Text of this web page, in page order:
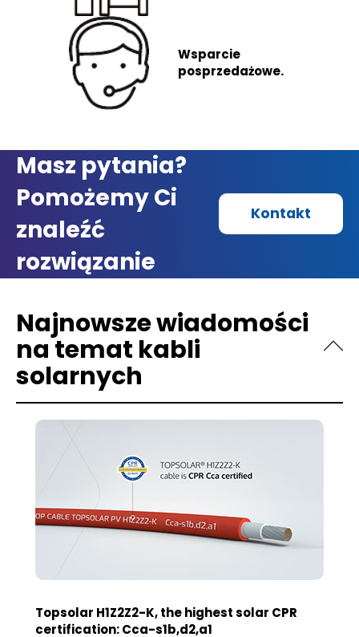
Wsparcie
posprzedażowe.
Masz pytania?
Pomożemy Ci
znaleźć
rozwiązanie
Kontakt
Najnowsze wiadomości
na temat kabli
solarnych
Topsolar H1Z2Z2-K, the highest solar CPR
certification: Cca-s1b,d2,a1